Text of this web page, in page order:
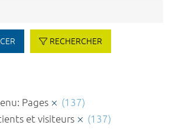
RECHERCHER
Pages
(137)
et visiteurs
(137)